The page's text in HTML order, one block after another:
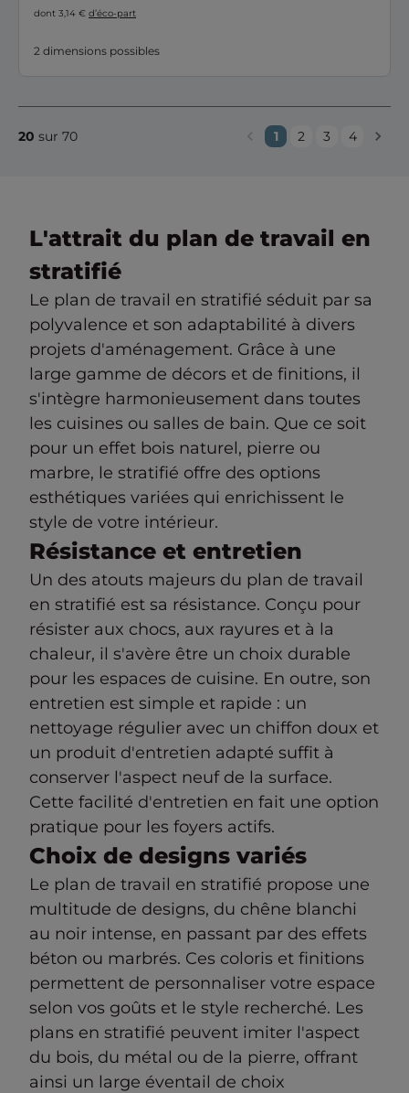
dont 3,14 € d’éco-part
2 dimensions possibles
1 2 3 4
20 sur 70
L'attrait du plan de travail en
stratifié
Le plan de travail en stratifié séduit par sa
polyvalence et son adaptabilité à divers
projets d'aménagement. Grâce à une
large gamme de décors et de finitions, il
s'intègre harmonieusement dans toutes
les cuisines ou salles de bain. Que ce soit
pour un effet bois naturel, pierre ou
marbre, le stratifié offre des options
esthétiques variées qui enrichissent le
style de votre intérieur.
Résistance et entretien
Un des atouts majeurs du plan de travail
en stratifié est sa résistance. Conçu pour
résister aux chocs, aux rayures et à la
chaleur, il s'avère être un choix durable
pour les espaces de cuisine. En outre, son
entretien est simple et rapide : un
nettoyage régulier avec un chiffon doux et
un produit d'entretien adapté suffit à
conserver l'aspect neuf de la surface.
Cette facilité d'entretien en fait une option
pratique pour les foyers actifs.
Choix de designs variés
Le plan de travail en stratifié propose une
multitude de designs, du chêne blanchi
au noir intense, en passant par des effets
béton ou marbrés. Ces coloris et finitions
permettent de personnaliser votre espace
selon vos goûts et le style recherché. Les
plans en stratifié peuvent imiter l'aspect
du bois, du métal ou de la pierre, offrant
ainsi un large éventail de choix